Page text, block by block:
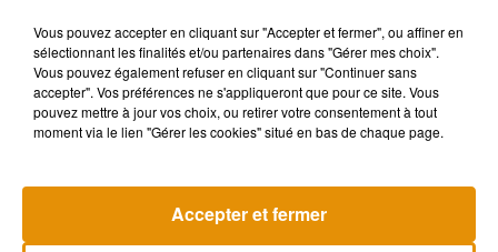
Musique
Après le film, bientôt une docu-série sur
le père de Michael Jackson
Vous pouvez accepter en cliquant sur "Accepter et fermer", ou affiner en
sélectionnant les finalités et/ou partenaires dans "Gérer mes choix".
Vous pouvez également refuser en cliquant sur "Continuer sans
accepter". Vos préférences ne s'appliqueront que pour ce site. Vous
pouvez mettre à jour vos choix, ou retirer votre consentement à tout
moment via le lien "Gérer les cookies" situé en bas de chaque page.
Accepter et fermer